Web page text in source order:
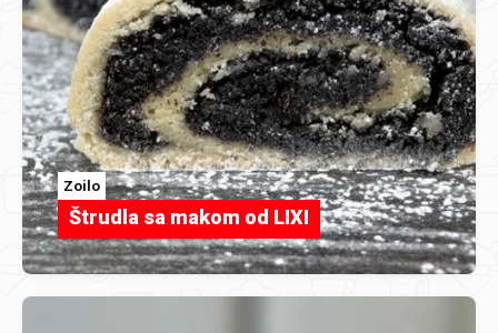
Zoilo
Štrudla sa makom od LIXI